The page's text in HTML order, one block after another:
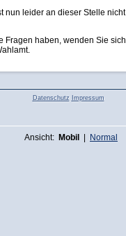
nun leider an dieser Stelle
Fragen haben, wenden Sie
Datenschutz Impressum
Ansicht: Mobil Normal